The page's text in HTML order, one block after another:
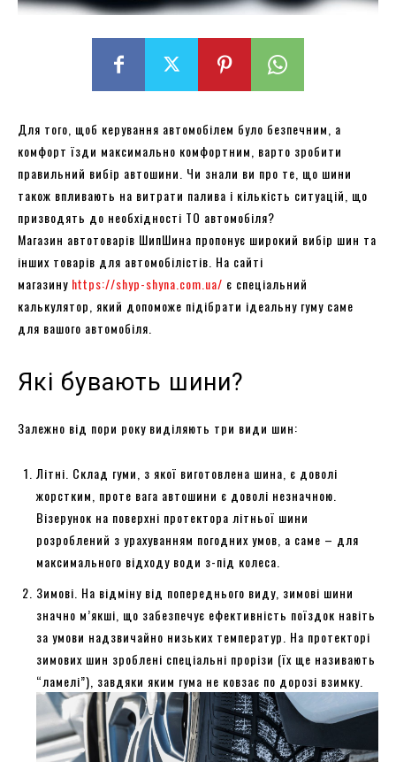
Для того, щоб керування автомобілем було безпечним, а
комфорт їзди максимально комфортним, варто зробити
правильний вибір автошини. Чи знали ви про те, що шини
також впливають на витрати палива і кількість ситуацій, що
призводять до необхідності ТО автомобіля?
Магазин автотоварів ШипШина пропонує широкий вибір шин та
інших товарів для автомобілістів. На сайті
магазину https://shyp-shyna.com.ua/ є спеціальний
калькулятор, який допоможе підібрати ідеальну гуму саме
для вашого автомобіля.
Які бувають шини?
Залежно від пори року виділяють три види шин:
Літні. Склад гуми, з якої виготовлена шина, є доволі
жорстким, проте вага автошини є доволі незначною.
Візерунок на поверхні протектора літньої шини
розроблений з урахуванням погодних умов, а саме – для
максимального відходу води з-під колеса.
Зимові. На відміну від попереднього виду, зимові шини
значно м’якші, що забезпечує ефективність поїздок навіть
за умови надзвичайно низьких температур. На протекторі
зимових шин зроблені спеціальні прорізи (їх ще називають
“ламелі”), завдяки яким гума не ковзає по дорозі взимку.